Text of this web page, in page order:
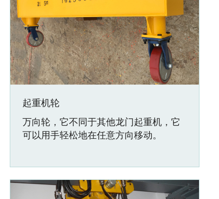
起重机轮
万向轮，它不同于其他龙门起重机，它
可以用手轻松地在任意方向移动。